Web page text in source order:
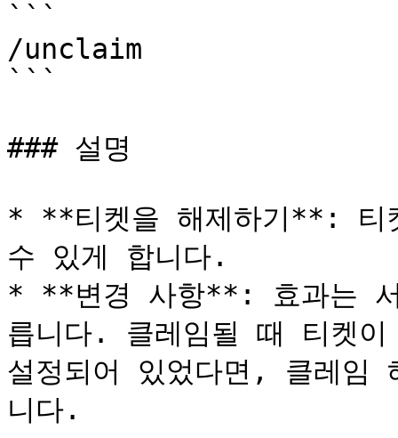
```
/unclaim
```
### 설명
* **티켓을 해제하기**: 티
수 있게 합니다.
* **변경 사항**: 효과는 서
릅니다. 클레임될 때 티켓
설정되어 있었다면, 클레임
니다.